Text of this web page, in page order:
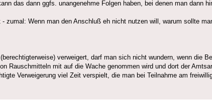
das dann ggfs. unangenehme Folgen haben, bei denen man dann
Wenn man den Anschluß eh nicht nutzen will, warum sollte
verweigert, darf man sich nicht wundern, wenn die
Rauschmitteln mit auf die Wache genommen wird und dort der
Verweigerung viel Zeit verspielt, die man bei Teilnahme am